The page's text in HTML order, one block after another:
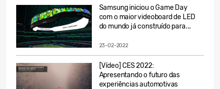
Samsung iniciou o Game Day
com o maior videoboard de LED
do mundo já construído para...
23-02-2022
[Vídeo] CES 2022:
Apresentando o futuro das
experiências automotivas